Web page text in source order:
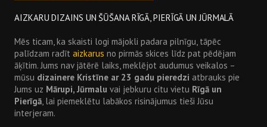
AIZKARU DIZAINS UN ŠŪŠANA RĪGĀ, PIERĪGĀ UN JŪRMALĀ
Mēs ticam, ka skaisti logi mājokli padara pilnīgu, tāpēc
palīdzam radītaizkarus no pirmās skices līdz pat pēdējam
āķītim. Jums nav jātērē laiks, meklējot audumus veikalos –
mūsu dizainere Kristīne ar 23 gadu pieredzi atbrauks pie
Jums uz Mārupi, Jūrmalu vai jebkuru citu vietu Rīgā un
Pierīgā , lai piemeklētu labākos risinājumus tieši Jūsu
interjeram.